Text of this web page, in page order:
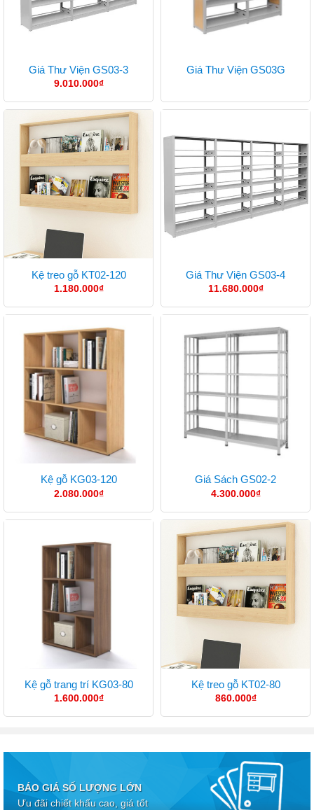
Giá Thư Viện GS03-3
9.010.000₫
Giá Thư Viện GS03G
Kệ treo gỗ KT02-120
1.180.000₫
Giá Thư Viện GS03-4
11.680.000₫
Kệ gỗ KG03-120
2.080.000₫
Giá Sách GS02-2
4.300.000₫
Kệ gỗ trang trí KG03-80
1.600.000₫
Kệ treo gỗ KT02-80
860.000₫
BÁO GIÁ SỐ LƯỢNG LỚN
Ưu đãi chiết khấu cao, giá tốt